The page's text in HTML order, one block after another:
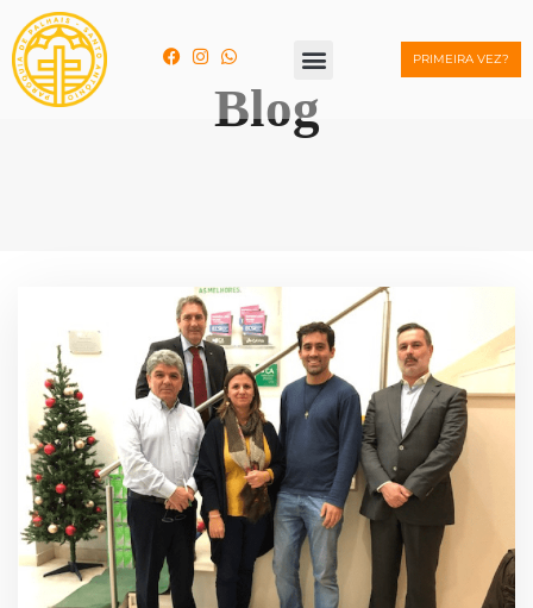
PRIMEIRA VEZ?
Blog